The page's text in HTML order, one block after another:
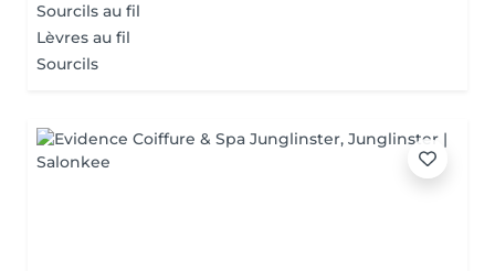
Sourcils au fil
Lèvres au fil
Sourcils